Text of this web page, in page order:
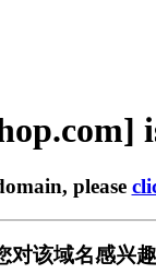
please
对该域名感兴